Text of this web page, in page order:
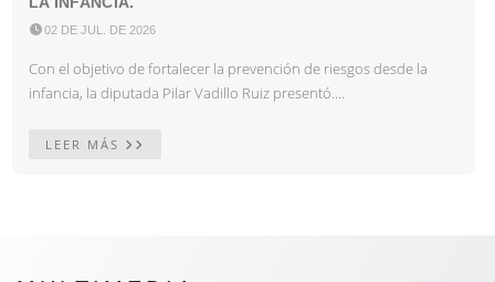
02 DE JUL. DE 2026
Con el objetivo de fortalecer la prevención de riesgos desde la
infancia, la diputada Pilar Vadillo Ruiz presentó....
LEER MÁS